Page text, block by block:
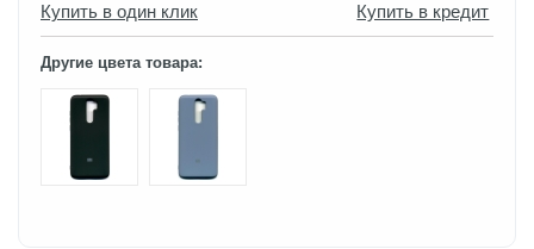
Купить в один клик Купить в кредит
Другие цвета товара: